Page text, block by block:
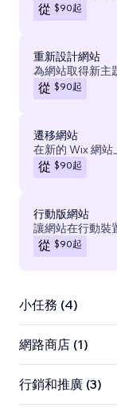
從 $90起
重新設計網站
為網站取得新主
從 $90起
遷移網站
在新的 Wix 網站
從 $90起
行動版網站
讓網站在行動裝
從 $90起
小任務 (4)
網路商店 (1)
行銷和推廣 (3)